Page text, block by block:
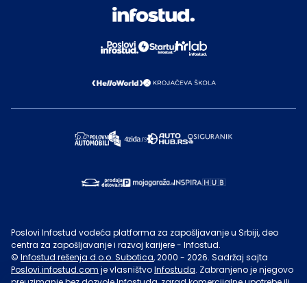
Poslovi Infostud vodeća platforma za zapošljavanje u Srbiji, deo
centra za zapošljavanje i razvoj karijere - Infostud.
© Infostud rešenja d.o.o. Subotica, 2000 - 2026. Sadržaj sajta
Poslovi.infostud.com je vlasništvoInfostuda. Zabranjeno je njegovo